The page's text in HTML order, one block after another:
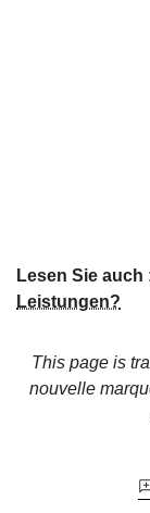
Lesen Sie auch
Leistungen?
This page is
nouvelle